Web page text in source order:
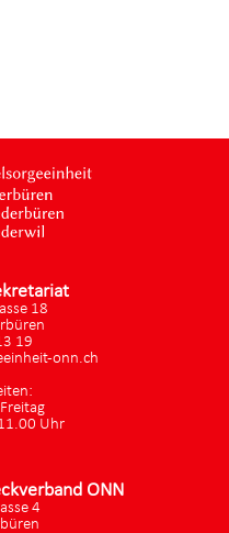
18
19
onn.ch
Uhr
ONN
4